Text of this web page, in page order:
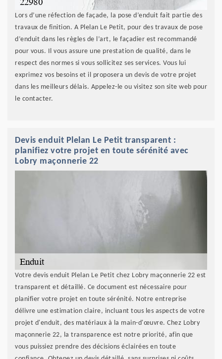
Lors d’une réfection de façade, la pose d’enduit fait partie des
travaux de finition. A Plelan Le Petit, pour des travaux de pose
d’enduit dans les règles de l’art, le façadier est recommandé
pour vous. Il vous assure une prestation de qualité, dans le
respect des normes si vous sollicitez ses services. Vous lui
exprimez vos besoins et il proposera un devis de votre projet
dans les meilleurs délais. Appelez-le ou visitez son site web pour
le contacter.
Devis enduit Plelan Le Petit transparent :
planifiez votre projet en toute sérénité avec
Lobry maçonnerie 22
Votre devis enduit Plelan Le Petit chez Lobry maçonnerie 22 est
transparent et détaillé. Ce document est nécessaire pour
planifier votre projet en toute sérénité. Notre entreprise
délivre une estimation claire, incluant tous les aspects de votre
projet d'enduit, des matériaux à la main-d'œuvre. Chez Lobry
maçonnerie 22, la transparence est notre priorité, afin que
vous puissiez prendre des décisions éclairées en toute